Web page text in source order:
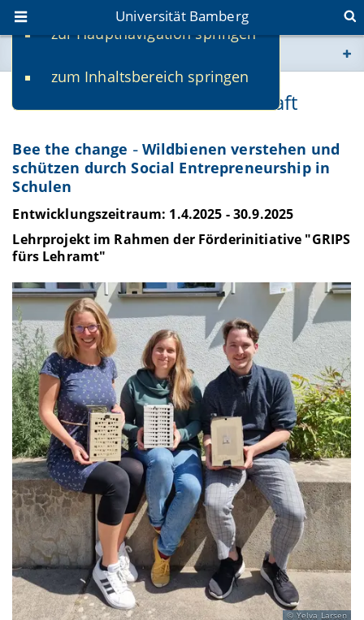
zur Hauptnavigation springen
zum Inhaltsbereich springen
Universität Bamberg
www.uni-bamberg.de
fis.uni-bamberg.de
Didaktik der Naturwissenschaft
Bee the change –Wildbienen verstehen und
schützen durch Social Entrepreneurship in
Schulen
Entwicklungszeitraum: 1.4.2025 - 30.9.2025
Lehrprojekt im Rahmen der Förderinitiative "GRIPS
fürs Lehramt"
Yelva Larsen